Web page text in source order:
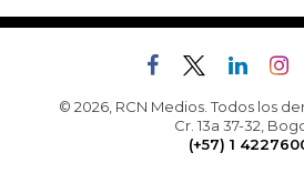
© 2026, RCN Medios. Todos los
Cr. 13a 37-32,
(+57) 1